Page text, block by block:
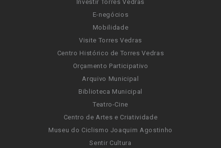
Investir Torres Vedras
E-negócios
Mobilidade
Visite Torres Vedras
Centro Histórico de Torres Vedras
Orçamento Participativo
Arquivo Municipal
Biblioteca Municipal
Teatro-Cine
Centro de Artes e Criatividade
Museu do Ciclismo Joaquim Agostinho
Sentir Cultura